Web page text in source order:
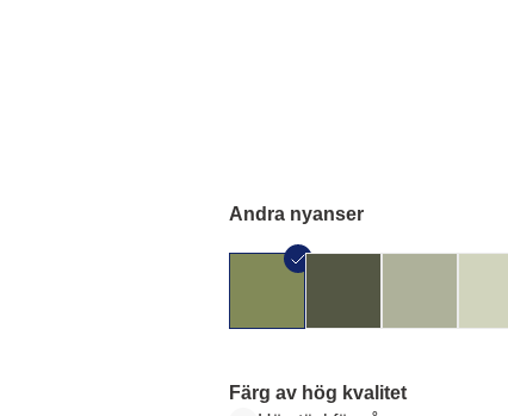
Andra nyanser
Färg av hög kvalitet